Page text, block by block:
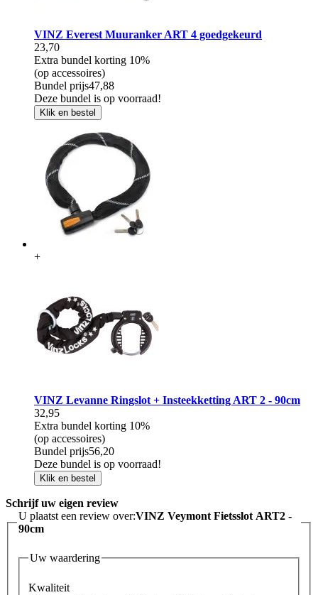
VINZ Everest Muuranker ART 4 goedgekeurd
23,70
Extra bundel korting 10%
(op accessoires)
Bundel prijs47,88
Deze bundel is op voorraad!
Klik en bestel
+
VINZ Levanne Ringslot + Insteekketting ART 2 - 90cm
32,95
Extra bundel korting 10%
(op accessoires)
Bundel prijs56,20
Deze bundel is op voorraad!
Klik en bestel
Schrijf uw eigen review
U plaatst een review over:VINZ Veymont Fietsslot ART2 -
90cm
Uw waardering
Kwaliteit